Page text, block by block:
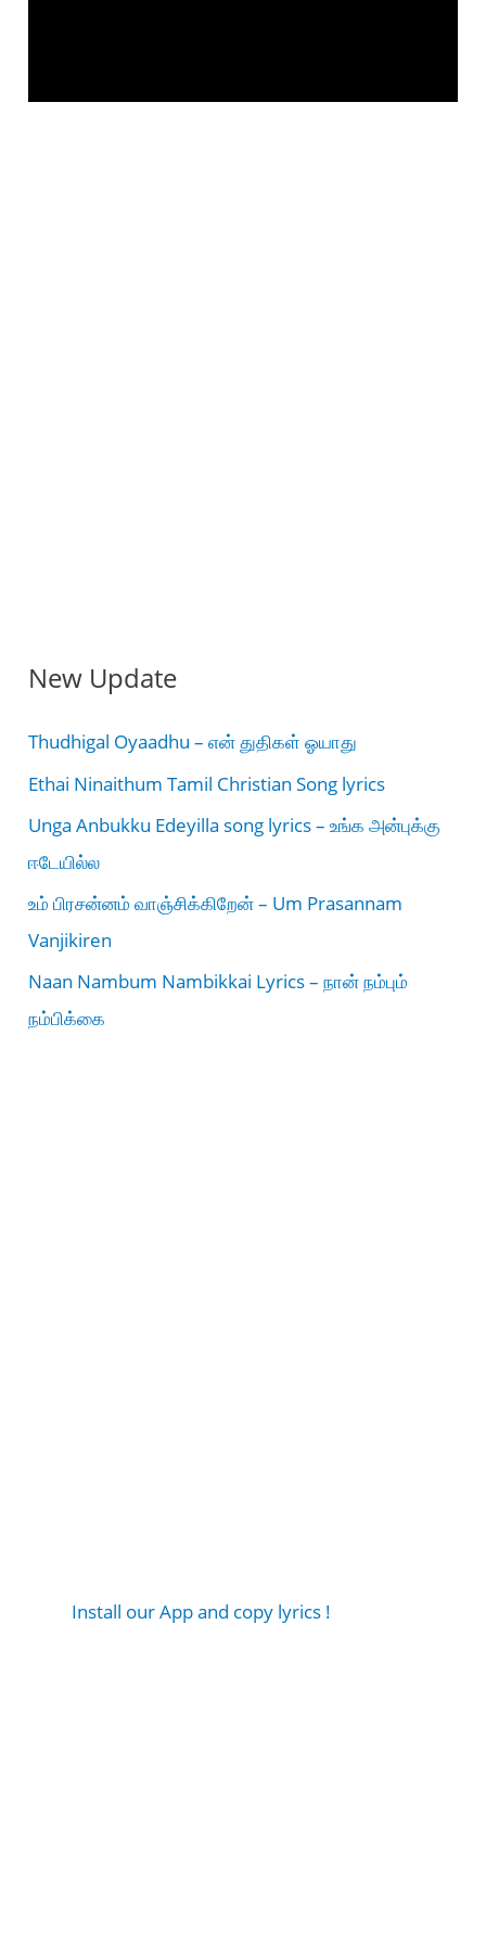
New Update
Thudhigal Oyaadhu – என் துதிகள் ஓயாது
Ethai Ninaithum Tamil Christian Song lyrics
Unga Anbukku Edeyilla song lyrics – உங்க அன்புக்கு
ஈடேயில்ல
உம் பிரசன்னம் வாஞ்சிக்கிறேன் – Um Prasannam
Vanjikiren
Naan Nambum Nambikkai Lyrics – நான் நம்பும்
நம்பிக்கை
Install our App and copy lyrics !